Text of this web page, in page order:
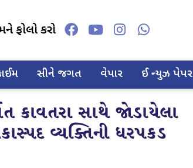
ફોલો કરો
સીને જગત વેપાર ઈ ન્યુઝ પેપર
કાવતરા સાથે જોડાયેલા
વ્યક્તિની ધરપકડ